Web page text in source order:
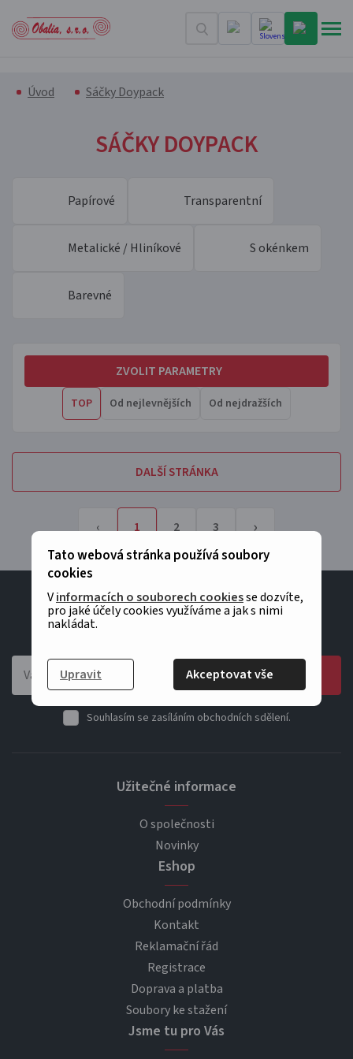
Tato webová stránka používá soubory
cookies
Vinformacích o souborech cookiesse dozvíte,
pro jaké účely cookies využíváme a jak s nimi
nakládat.
Upravit Akceptovat vše
Úvod Sáčky Doypack
SÁČKY DOYPACK
Papírové Transparentní
Metalické / Hliníkové S okénkem
Barevné
TOP Od nejlevnějších Od nejdražších
ZVOLIT PARAMETRY
DALŠÍ STRÁNKA
‹ 1 2 3 ›
Chcete dostávat čerstvé informace o našich
ODESLAT
Souhlasím se zasíláním obchodních sdělení.
Užitečné informace
O společnosti
Novinky
Eshop
Obchodní podmínky
Kontakt
Reklamační řád
Registrace
Doprava a platba
Soubory ke stažení
Jsme tu pro Vás